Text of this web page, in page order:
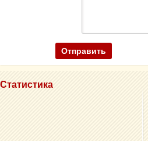
Статистика